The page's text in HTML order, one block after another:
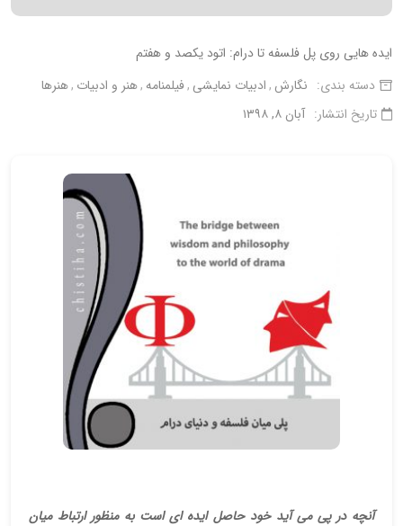
ایده هایی روی پل فلسفه تا درام: اتود یکصد و هفتم
دسته بندی: نگارش ادبیات نمایشی فیلمنامه هنر و ادبیات هنرها
تاریخ انتشار: آبان ۸, ۱۳۹۸
آنچه در پی می آید خود حاصل ایده ای است به منظور ارتباط میان